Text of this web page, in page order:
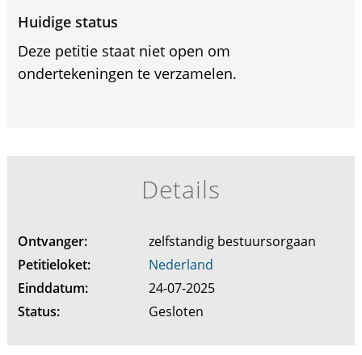
Huidige status
Deze petitie staat niet open om
ondertekeningen te verzamelen.
Details
Ontvanger:
zelfstandig bestuursorgaan
Petitieloket:
Nederland
Einddatum:
24-07-2025
Status:
Gesloten